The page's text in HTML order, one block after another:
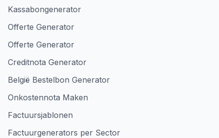
Kassabongenerator
Offerte Generator
Offerte Generator
Creditnota Generator
België Bestelbon Generator
Onkostennota Maken
Factuursjablonen
Factuurgenerators per Sector